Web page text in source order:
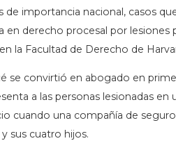
importancia nacional, casos
derecho procesal por lesiones
la Facultad de Derecho de
convirtió en abogado en
a las personas lesionadas
cuando una compañía de
sus cuatro hijos.